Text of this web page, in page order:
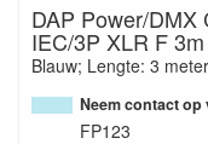
DAP Power/DMX
IEC/3P XLR F 3m
Blauw; Lengte: 3 meter
Neem contact
FP123